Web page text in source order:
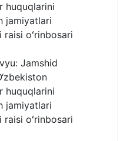
huquqlarini
jamiyatlari
oʻrinbosari
Jamshid
huquqlarini
jamiyatlari
oʻrinbosari